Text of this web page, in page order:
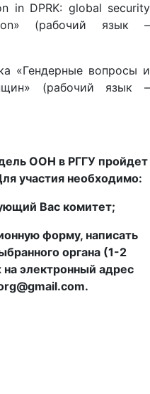
in DPRK: global security
(рабочий язык –
«Гендерные вопросы и
(рабочий язык –
ООН в РГГУ пройдет
участия необходимо:
Вас комитет;
форму, написать
органа (1-2
электронный адрес